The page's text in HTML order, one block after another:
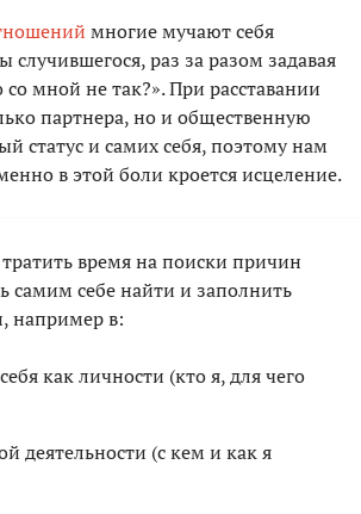
многие мучают себя
раз за разом задавая
со мной не так?». При расставании
партнера, но и общественную
статус и самих себя, поэтому нам
в этой боли кроется исцеление.
время на поиски причин
самим себе найти и заполнить
например в:
как личности (кто я, для чего
деятельности (с кем и как я